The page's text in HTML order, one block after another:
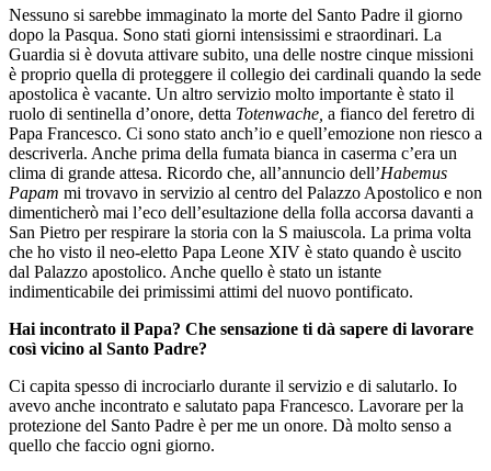
Nessuno si sarebbe immaginato la morte del Santo Padre il giorno
dopo la Pasqua. Sono stati giorni intensissimi e straordinari. La
Guardia si è dovuta attivare subito, una delle nostre cinque missioni
è proprio quella di proteggere il collegio dei cardinali quando la sede
apostolica è vacante. Un altro servizio molto importante è stato il
ruolo di sentinella d’onore, detta Totenwache, a fianco del feretro di
Papa Francesco. Ci sono stato anch’io e quell’emozione non riesco a
descriverla. Anche prima della fumata bianca in caserma c’era un
clima di grande attesa. Ricordo che, all’annuncio dell’Habemus
Papam mi trovavo in servizio al centro del Palazzo Apostolico e non
dimenticherò mai l’eco dell’esultazione della folla accorsa davanti a
San Pietro per respirare la storia con la S maiuscola. La prima volta
che ho visto il neo-eletto Papa Leone XIV è stato quando è uscito
dal Palazzo apostolico. Anche quello è stato un istante
indimenticabile dei primissimi attimi del nuovo pontificato.
Hai incontrato il Papa? Che sensazione ti dà sapere di lavorare
così vicino al Santo Padre?
Ci capita spesso di incrociarlo durante il servizio e di salutarlo. Io
avevo anche incontrato e salutato papa Francesco. Lavorare per la
protezione del Santo Padre è per me un onore. Dà molto senso a
quello che faccio ogni giorno.